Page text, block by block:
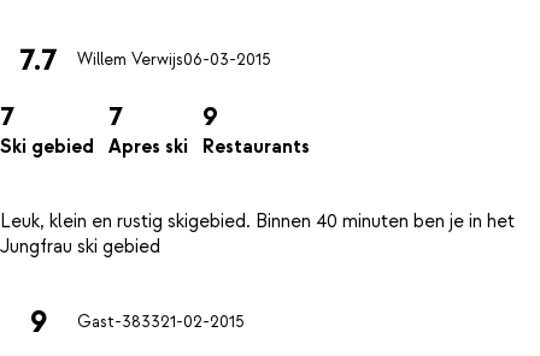
7.7 Willem Verwijs06-03-2015
7
Ski gebied
7
Apres ski
9
Restaurants
Leuk, klein en rustig skigebied. Binnen 40 minuten ben je in het
9 Gast-383321-02-2015